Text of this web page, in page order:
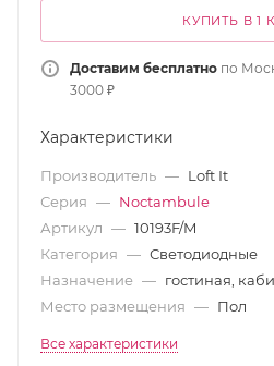
КУПИТЬ В 1
Доставим бесплатно по
3000 ₽
Характеристики
Производитель — Loft It
Серия — Noctambule
Артикул — 10193F/M
Категория — Светодиодные
Назначение — гостиная,
Место размещения — Пол
Все характеристики